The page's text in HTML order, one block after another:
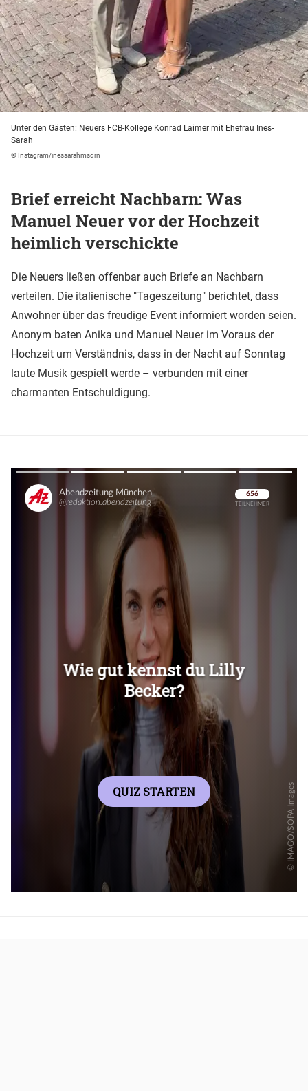
Unter den Gästen: Neuers FCB-Kollege Konrad Laimer mit Ehefrau Ines-
Sarah
© Instagram/inessarahmsdrn
Brief erreicht Nachbarn: Was
Manuel Neuer vor der Hochzeit
heimlich verschickte
Die Neuers ließen offenbar auch Briefe an Nachbarn
verteilen. Die italienische "Tageszeitung" berichtet, dass
Anwohner über das freudige Event informiert worden seien.
Anonym baten Anika und Manuel Neuer im Voraus der
Hochzeit um Verständnis, dass in der Nacht auf Sonntag
laute Musik gespielt werde – verbunden mit einer
charmanten Entschuldigung.
Überspringen
Überspringen